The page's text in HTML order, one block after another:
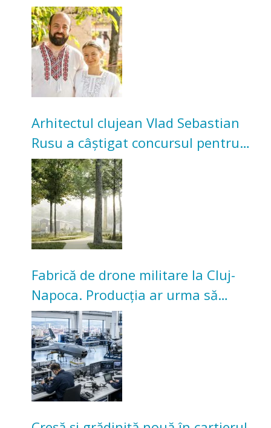
Acum cultivă legume în grădina
bunicilor
Arhitectul clujean Vlad Sebastian
Rusu a câștigat concursul pentru
transformarea Grădinii Casei
Universitarilor
Fabrică de drone militare la Cluj-
Napoca. Producția ar urma să
înceapă în toamna acestui an